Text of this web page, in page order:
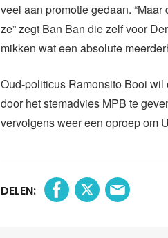
veel aan promotie gedaan.
ze” zegt Ban Ban die zelf voor
mikken wat een absolute
Oud-politicus Ramonsito Booi
door het stemadvies MPB te
vervolgens weer een oproep om
DELEN: